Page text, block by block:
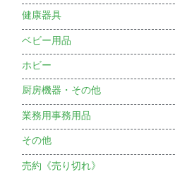
健康器具
ベビー用品
ホビー
厨房機器・その他
業務用事務用品
その他
売約《売り切れ》